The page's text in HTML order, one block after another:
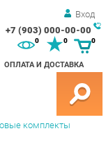
Вход
+7 (903) 000-00-00
ОПЛАТА И ДОСТАВКА
0 0
комплекты